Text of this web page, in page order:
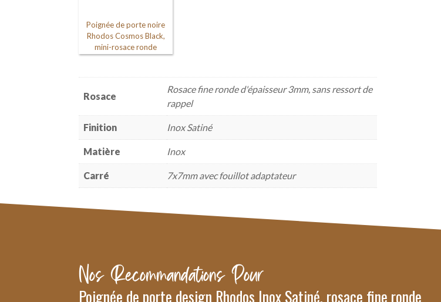
Poignée de porte noire
Rhodos Cosmos Black,
mini-rosace ronde
Rosace
Rosace fine ronde d'épaisseur 3mm, sans ressort de
rappel
Finition Inox Satiné
Matière Inox
Carré 7x7mm avec fouillot adaptateur
Nos Recommandations Pour
Poignée de porte design Rhodos Inox Satiné, rosace fine ronde